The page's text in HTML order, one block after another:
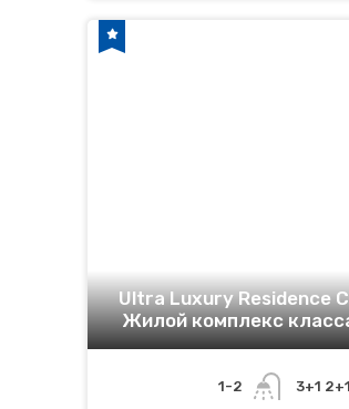
Ultra Luxury Residence
Жилой комплекс
1-2